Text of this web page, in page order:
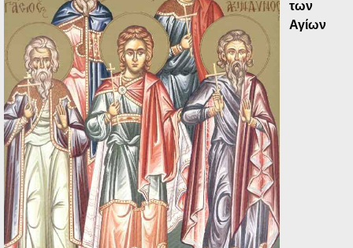
Ηχητικά
των
Αγίων